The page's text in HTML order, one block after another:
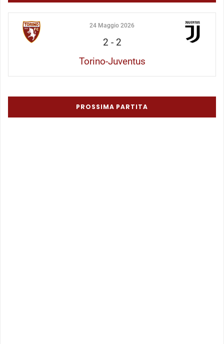
24 Maggio 2026
2 - 2
Torino-Juventus
PROSSIMA PARTITA